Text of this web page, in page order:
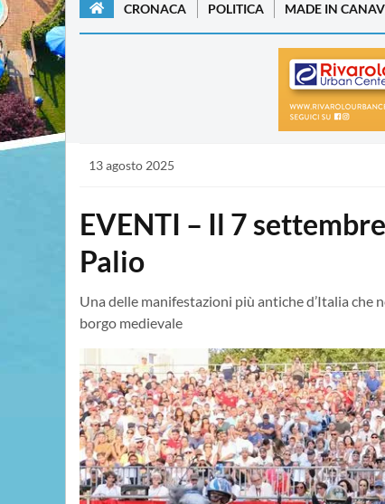
CRONACA POLITICA MADE IN
13 agosto 2025
EVENTI – Il 7
Palio
Una delle manifestazioni più antiche d’Italia
borgo medievale